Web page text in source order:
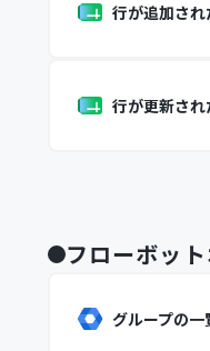
行が追加され
行が更新され
フローボッ
グループの一